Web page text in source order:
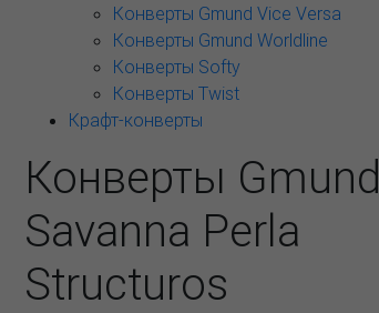
Конверты Gmund Vice Versa
Конверты Gmund Worldline
Конверты Softy
Конверты Twist
Крафт-конверты
Конверты Gmund
Savanna Perla
Structuros